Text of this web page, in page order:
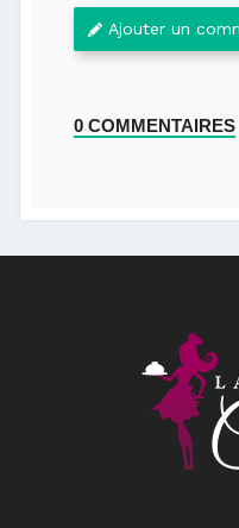
Ajouter un
0 COMMENTAIRES